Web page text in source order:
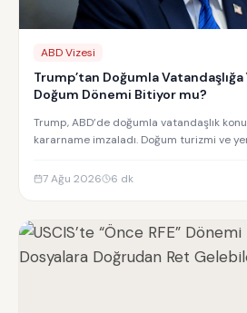
ABD Vizesi
Trump’tan Doğumla Vatandaşlığa
Doğum Dönemi Bitiyor mu?
Trump, ABD’de doğumla vatandaşlık
kararname imzaladı. Doğum turizmi ve
7 Ağu 2026
6 dk